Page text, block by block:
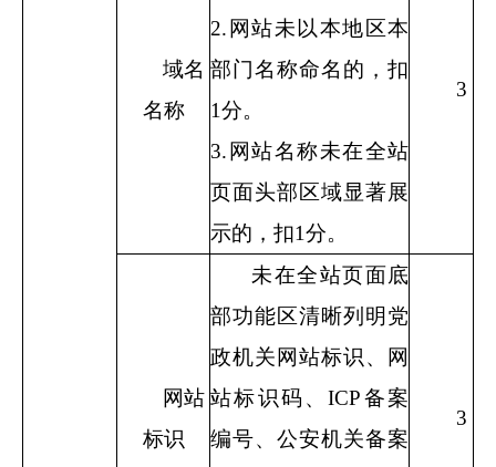
域名
名称
2. 网站未以本地区本
部门名称命名的，扣
1分。
3. 网站名称未在全站
页面头部区域显著展
示的，扣1分。
3
网站
标识
未在全站页面底
部功能区清晰列明党
政机关网站标识、网
站标识码、ICP备案
编号、公安机关备案
3